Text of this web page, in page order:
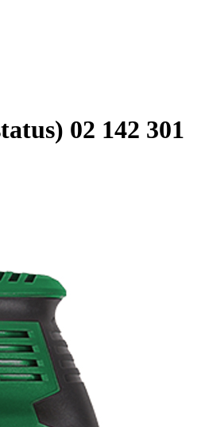
02 142 301